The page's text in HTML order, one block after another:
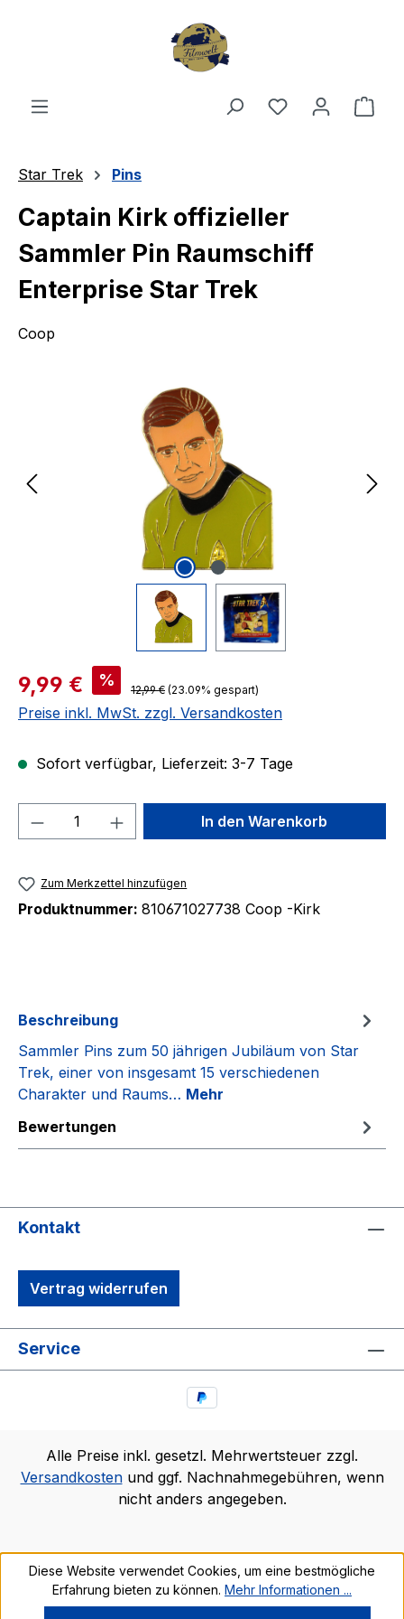
Du hast 0
Star Trek Pins
Captain Kirk offizieller
Sammler Pin Raumschiff
Enterprise Star Trek
Coop
Verkaufspreis:
9,99 € % Regulärer Preis:
12,99 € (23.09% gespart)
Preise inkl. MwSt. zzgl. Versandkosten
Sofort verfügbar, Lieferzeit: 3-7 Tage
Produkt Anzahl: Gib denIn den Warenkorb
Zum Merkzettel hinzufügen
Produktnummer: 810671027738 Coop -Kirk
Beschreibung
Sammler Pins zum 50 jährigen Jubiläum von Star
Trek, einer von insgesamt 15 verschiedenen
Charakter und Raums… Mehr
Bewertungen
Kontakt
Vertrag widerrufen
Service
Alle Preise inkl. gesetzl. Mehrwertsteuer zzgl.
Versandkostenund ggf. Nachnahmegebühren, wenn
nicht anders angegeben.
Diese Website verwendet Cookies, um eine bestmögliche
Erfahrung bieten zu können. Mehr Informationen ...